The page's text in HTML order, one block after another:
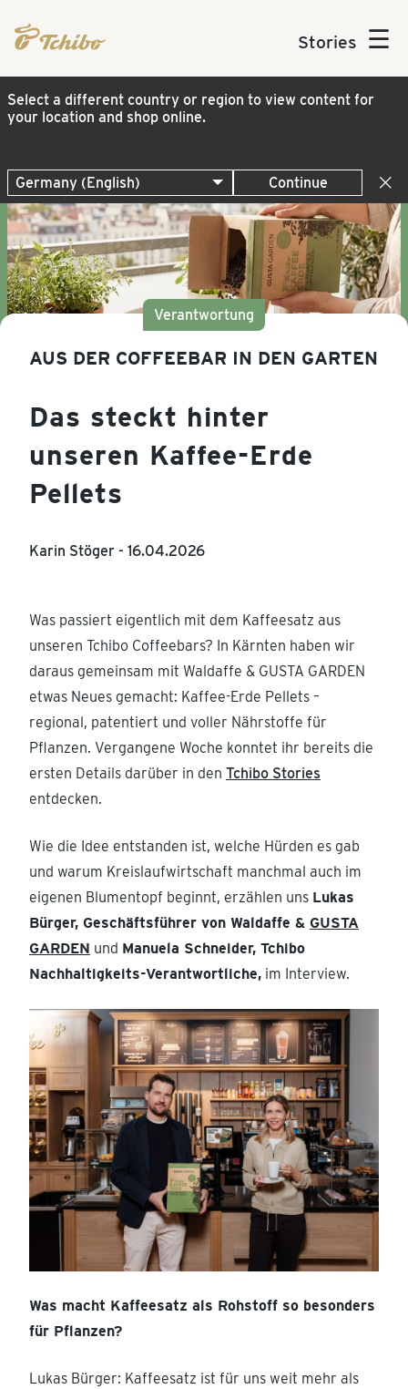
Stories ☰
Select a different country or region to view content for
your location and shop online.
Continue
Verantwortung
AUS DER COFFEEBAR IN DEN GARTEN
Das steckt hinter
unseren Kaffee-Erde
Pellets
Karin Stöger - 16.04.2026
Was passiert eigentlich mit dem Kaffeesatz aus
unseren Tchibo Coffeebars? In Kärnten haben wir
daraus gemeinsam mit Waldaffe & GUSTA GARDEN
etwas Neues gemacht: Kaffee-Erde Pellets –
regional, patentiert und voller Nährstoffe für
Pflanzen. Vergangene Woche konntet ihr bereits die
ersten Details darüber in den Tchibo Stories
entdecken.
Wie die Idee entstanden ist, welche Hürden es gab
und warum Kreislaufwirtschaft manchmal auch im
eigenen Blumentopf beginnt, erzählen uns Lukas
Bürger, Geschäftsführer von Waldaffe & GUSTA
GARDEN und Manuela Schneider, Tchibo
Nachhaltigkeits-Verantwortliche, im Interview.
Was macht Kaffeesatz als Rohstoff so besonders
für Pflanzen?
Lukas Bürger: Kaffeesatz ist für uns weit mehr als